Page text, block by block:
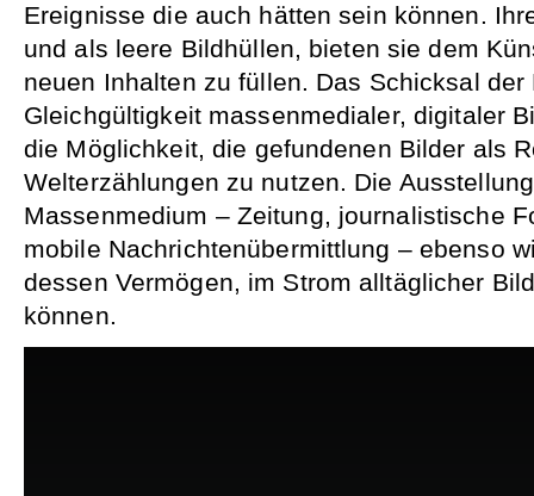
Ereignisse die auch hätten sein können.
und als leere Bildhüllen, bieten sie dem
neuen Inhalten zu füllen. Das Schicksal
Gleichgültigkeit massenmedialer, digitaler
die Möglichkeit, die gefundenen Bilder als
Welterzählungen zu nutzen. Die
Massenmedium – Zeitung, journalistische
mobile Nachrichtenübermittlung – ebenso
dessen Vermögen, im Strom alltäglicher
können.